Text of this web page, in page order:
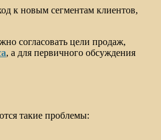
к новым сегментам клиентов,
согласовать цели продаж,
, а для первичного обсуждения
такие проблемы: